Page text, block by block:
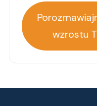
wzrostu